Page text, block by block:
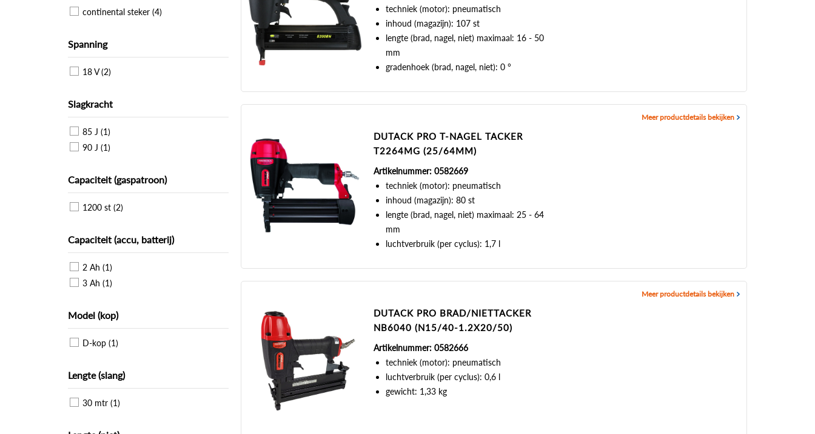
continental steker (4)
Spanning
18 V (2)
Slagkracht
85 J (1)
90 J (1)
Capaciteit (gaspatroon)
1200 st (2)
Capaciteit (accu, batterij)
2 Ah (1)
3 Ah (1)
Model (kop)
D-kop (1)
Lengte (slang)
30 mtr (1)
techniek (motor): pneumatisch
inhoud (magazijn): 107 st
lengte (brad, nagel, niet) maximaal: 16 - 50
mm
gradenhoek (brad, nagel, niet): 0 °
DUTACK PRO T-NAGEL TACKER
T2264MG (25/64MM)
Artikelnummer: 0582669
techniek (motor): pneumatisch
inhoud (magazijn): 80 st
lengte (brad, nagel, niet) maximaal: 25 - 64
mm
luchtverbruik (per cyclus): 1,7 l
Meer productdetails bekijken
DUTACK PRO BRAD/NIETTACKER
NB6040 (N15/40-1.2X20/50)
Artikelnummer: 0582666
techniek (motor): pneumatisch
luchtverbruik (per cyclus): 0,6 l
gewicht: 1,33 kg
Meer productdetails bekijken